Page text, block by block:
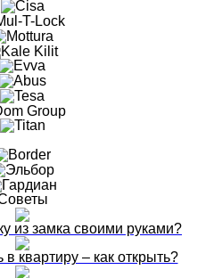
из замка своими руками?
квартиру – как открыть?